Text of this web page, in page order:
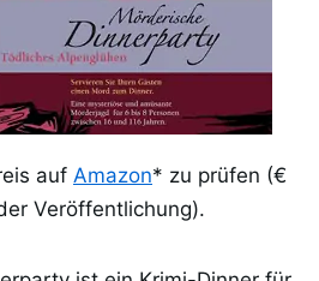
auf Amazon* zu prüfen (€
Veröffentlichung).